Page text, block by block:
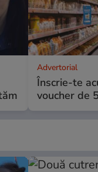
Advertorial
Înscrie-te
voucher de